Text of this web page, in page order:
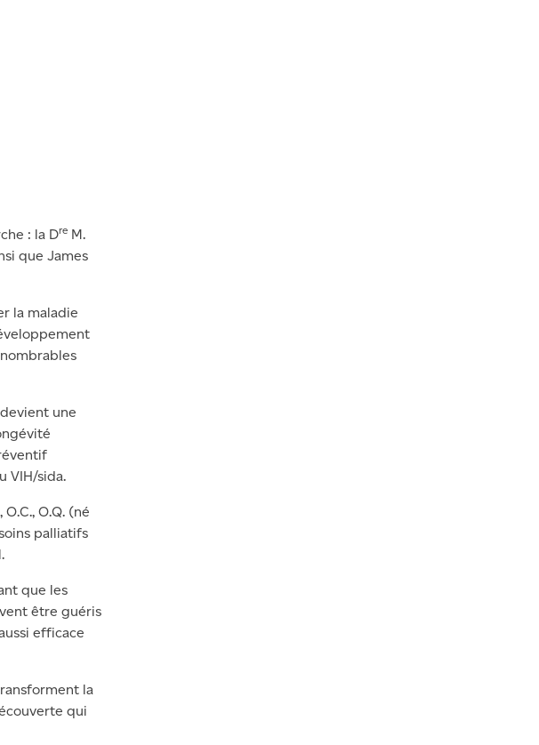
: la DreM.
que James
la maladie
une
VIH/sida.
, O.C., O.Q. (né
palliatifs
que les
être guéris
efficace
la
qui